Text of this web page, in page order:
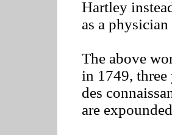
Hartley
as a
The above
in 1749,
des
are